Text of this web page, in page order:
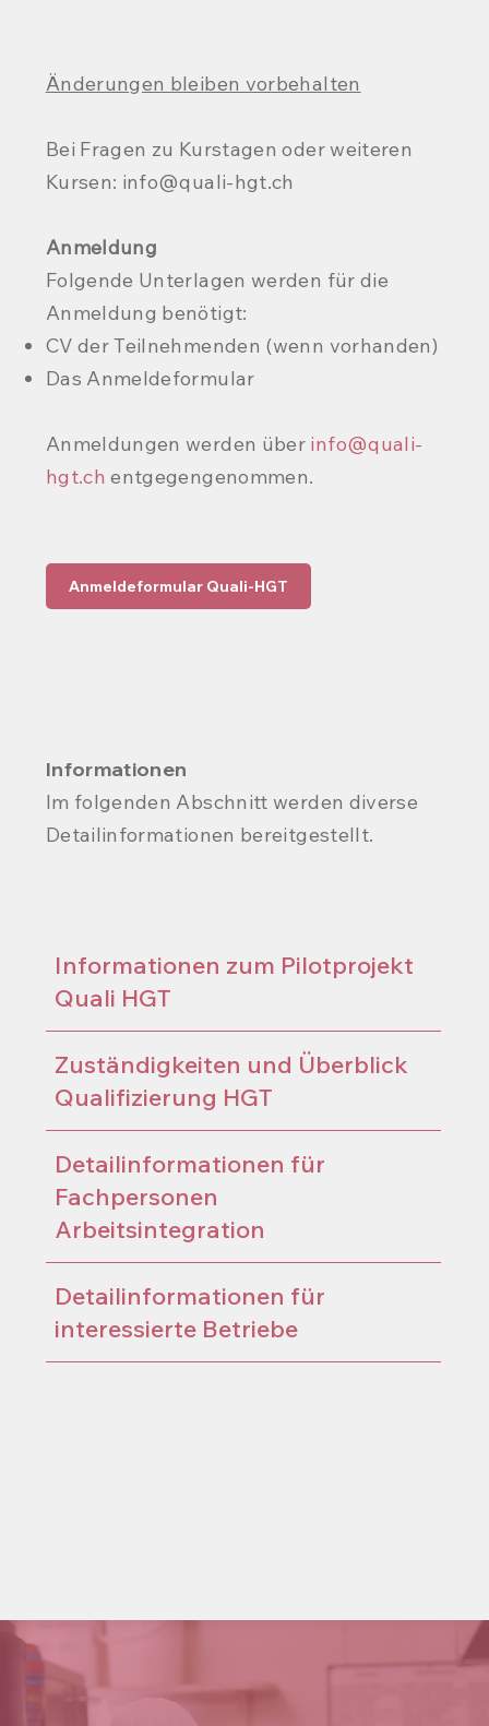
Änderungen bleiben vorbehalten
Bei Fragen zu Kurstagen oder weiteren
Kursen: info@quali-hgt.ch
Anmeldung
Folgende Unterlagen werden für die
Anmeldung benötigt:
CV der Teilnehmenden (wenn vorhanden)
Das Anmeldeformular
Anmeldungen werden über info@quali-
hgt.ch entgegengenommen.
Anmeldeformular Quali-HGT
Informationen
Im folgenden Abschnitt werden diverse
Detailinformationen bereitgestellt.
Informationen zum Pilotprojekt
Quali HGT
Zuständigkeiten und Überblick
Qualifizierung HGT
Detailinformationen für
Fachpersonen
Arbeitsintegration
Detailinformationen für
interessierte Betriebe